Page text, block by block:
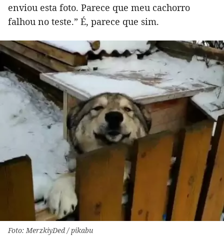
enviou esta foto. Parece que meu cachorro
falhou no teste.” É, parece que sim.
Foto: MerzkiyDed / pikabu